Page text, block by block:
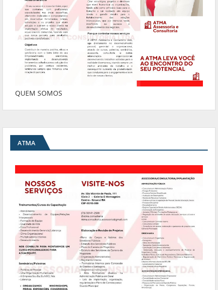
QUEM SOMOS
ATMA